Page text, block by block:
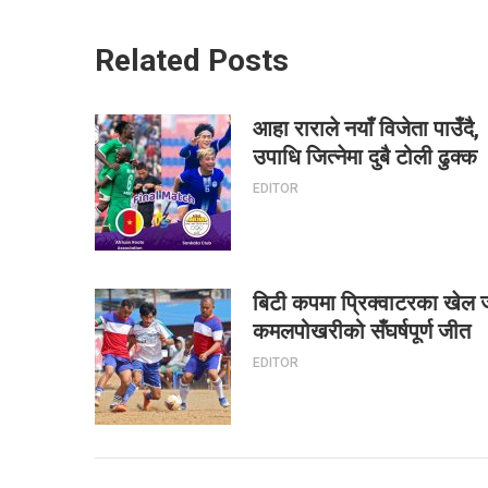
Related Posts
आहा राराले नयाँ विजेता पाउँदै,
उपाधि जित्नेमा दुबै टोली ढुक्क
EDITOR
बिटी कपमा प्रिक्वाटरका खेल
कमलपोखरीको सँघर्षपूर्ण जीत
EDITOR